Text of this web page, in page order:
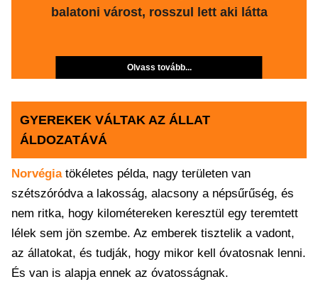
balatoni várost, rosszul lett aki látta
Olvass tovább...
GYEREKEK VÁLTAK AZ ÁLLAT
ÁLDOZATÁVÁ
Norvégiatökéletes példa, nagy területen van
szétszóródva a lakosság, alacsony a népsűrűség, és
nem ritka, hogy kilométereken keresztül egy teremtett
lélek sem jön szembe. Az emberek tisztelik a vadont,
az állatokat, és tudják, hogy mikor kell óvatosnak lenni.
És van is alapja ennek az óvatosságnak.